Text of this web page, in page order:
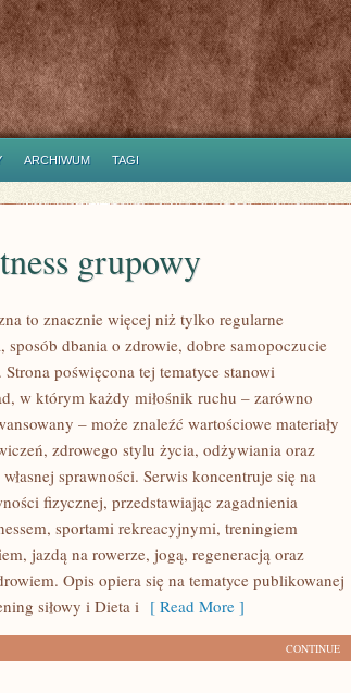
ARCHIWUM TAGI
grupowy
to znacznie więcej niż tylko regularne
sposób dbania o zdrowie, dobre samopoczucie
poświęcona tej tematyce stanowi
w którym każdy miłośnik ruchu – zarówno
– może znaleźć wartościowe materiały
zdrowego stylu życia, odżywiania oraz
sprawności. Serwis koncentruje się na
fizycznej, przedstawiając zagadnienia
sportami rekreacyjnymi, treningiem
jazdą na rowerze, jogą, regeneracją oraz
Opis opiera się na tematyce publikowanej
siłowy i Dieta i [ Read More ]
CONTINUE